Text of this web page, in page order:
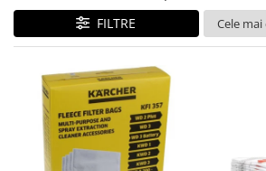
Curatenie si intretinere
Decoratiuni
Hobby-uri creative
Iluminat & Electrice
Jaluzele
Kit-uri automatizari porti si usi
FILTRE